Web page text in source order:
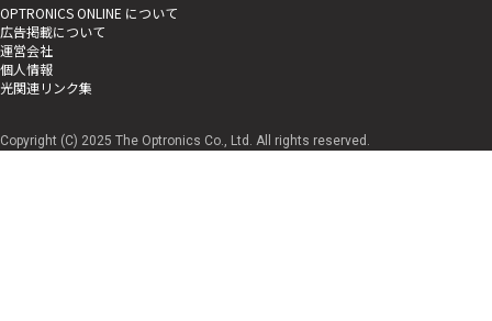
OPTRONICS ONLINE について
広告掲載について
運営会社
個人情報
光関連リンク集
Copyright (C) 2025 The Optronics Co., Ltd. All rights reserved.